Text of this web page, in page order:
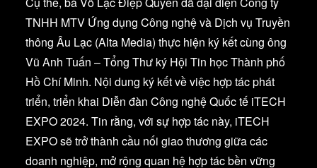
TNHH MTV Ứng dụng Công nghệ và Dịch vụ Truyền
thông Âu Lạc (Alta Media) thực hiện ký kết cùng ông
Vũ Anh Tuấn – Tổng Thư ký Hội Tin học Thành phố
Hồ Chí Minh. Nội dung ký kết về việc hợp tác phát
triển, triển khai Diễn đàn Công nghệ Quốc tế iTECH
EXPO 2024. Tin rằng, với sự hợp tác này, iTECH
EXPO sẽ trở thành cầu nối giao thương giữa các
doanh nghiệp, mở rộng quan hệ hợp tác bền vững